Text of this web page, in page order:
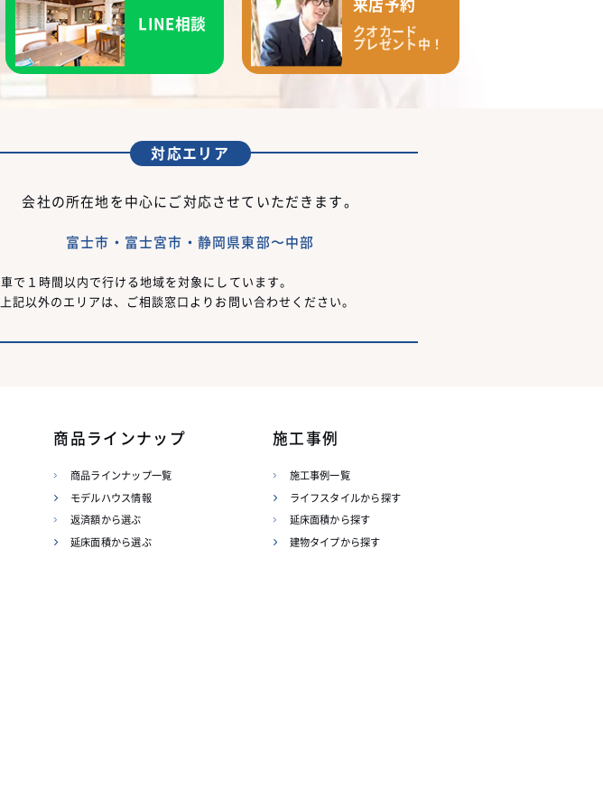
LINE相談
来店予約
クオカード
プレゼント中！
対応エリア
会社の所在地を中心にご対応させていただきます。
富士市・富士宮市・静岡県東部〜中部
車で１時間以内で行ける地域を対象にしています。
上記以外のエリアは、ご相談窓口よりお問い合わせください。
商品ラインナップ
商品ラインナップ一覧
モデルハウス情報
返済額から選ぶ
延床面積から選ぶ
施工事例
施工事例一覧
ライフスタイルから探す
延床面積から探す
建物タイプから探す